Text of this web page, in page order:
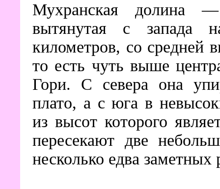
Мухранская долина —
вытянутая с запада
километров, со средней
то есть чуть выше
Гори. С севера она
плато, а с юга в
из высот которого
пересекают две
несколько едва заметных